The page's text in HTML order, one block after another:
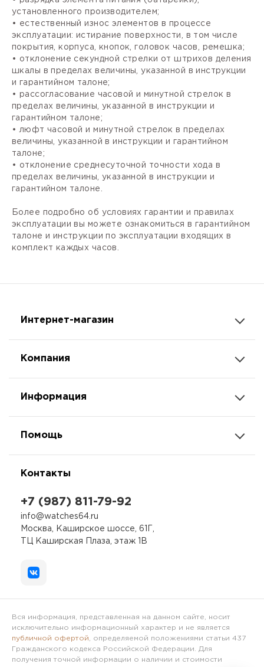
установленного производителем;
• естественный износ элементов в процессе
эксплуатации: истирание поверхности, в том числе
покрытия, корпуса, кнопок, головок часов, ремешка;
• отклонение секундной стрелки от штрихов деления
шкалы в пределах величины, указанной в инструкции
и гарантийном талоне;
• рассогласование часовой и минутной стрелок в
пределах величины, указанной в инструкции и
гарантийном талоне;
• люфт часовой и минутной стрелок в пределах
величины, указанной в инструкции и гарантийном
талоне;
• отклонение среднесуточной точности хода в
пределах величины, указанной в инструкции и
гарантийном талоне.
Более подробно об условиях гарантии и правилах
эксплуатации вы можете ознакомиться в гарантийном
талоне и инструкции по эксплуатации входящих в
комплект каждых часов.
Интернет-магазин
Компания
Информация
Помощь
Контакты
+7 (987) 811-79-92
info@watches64.ru
Москва, Каширское шоссе, 61Г,
ТЦ Каширская Плаза, этаж 1В
Вся информация, представленная на данном сайте, носит
исключительно информационный характер и не является
публичной офертой , определяемой положениями статьи 437
Гражданского кодекса Российской Федерации. Для
получения точной информации о наличии и стоимости